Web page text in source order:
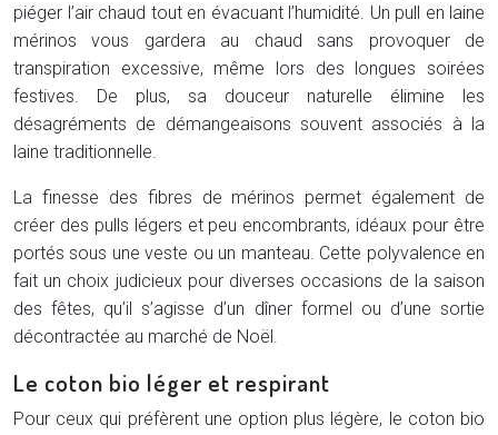
piéger l’air chaud tout en évacuant l’humidité. Un pull en laine
mérinos vous gardera au chaud sans provoquer de
transpiration excessive, même lors des longues soirées
festives. De plus, sa douceur naturelle élimine les
désagréments de démangeaisons souvent associés à la
laine traditionnelle.
La finesse des fibres de mérinos permet également de
créer des pulls légers et peu encombrants, idéaux pour être
portés sous une veste ou un manteau. Cette polyvalence en
fait un choix judicieux pour diverses occasions de la saison
des fêtes, qu’il s’agisse d’un dîner formel ou d’une sortie
décontractée au marché de Noël.
Le coton bio léger et respirant
Pour ceux qui préfèrent une option plus légère, le coton bio